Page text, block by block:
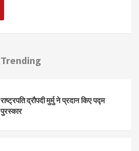
Trending
राष्ट्रपति द्रौपदी मुर्मु ने प्रदान किए पद्म
पुरस्कार